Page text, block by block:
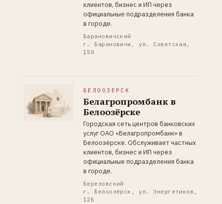
клиентов, бизнес и ИП через
официальные подразделения банка
в городе.
Барановичский
г. Барановичи, ул. Советская,
150
БЕЛООЗЕРСК
Белагропромбанк в
Белоозёрске
Городская сеть центров банковских
услуг ОАО «Белагропромбанк» в
Белоозёрске. Обслуживает частных
клиентов, бизнес и ИП через
официальные подразделения банка
в городе.
Березовский
г. Белоозёрск, ул. Энергетиков,
12Б